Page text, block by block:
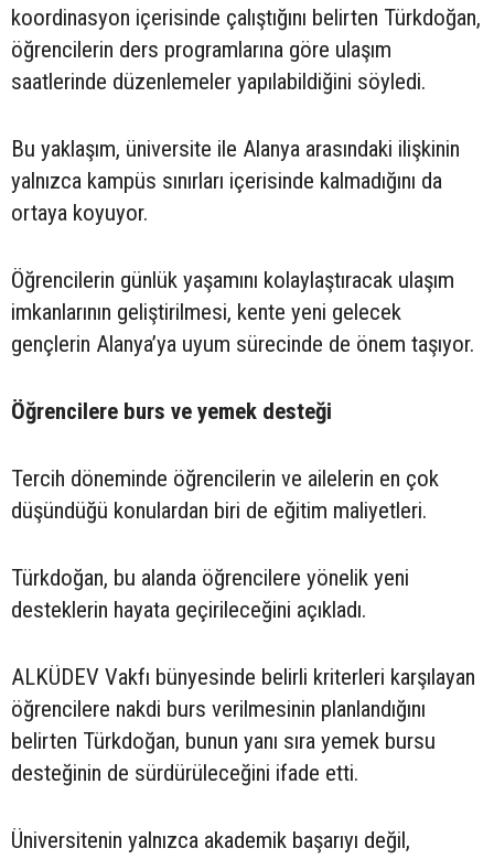
koordinasyon içerisinde çalıştığını belirten Türkdoğan,
öğrencilerin ders programlarına göre ulaşım
saatlerinde düzenlemeler yapılabildiğini söyledi.
Bu yaklaşım, üniversite ile Alanya arasındaki ilişkinin
yalnızca kampüs sınırları içerisinde kalmadığını da
ortaya koyuyor.
Öğrencilerin günlük yaşamını kolaylaştıracak ulaşım
imkanlarının geliştirilmesi, kente yeni gelecek
gençlerin Alanya’ya uyum sürecinde de önem taşıyor.
Öğrencilere burs ve yemek desteği
Tercih döneminde öğrencilerin ve ailelerin en çok
düşündüğü konulardan biri de eğitim maliyetleri.
Türkdoğan, bu alanda öğrencilere yönelik yeni
desteklerin hayata geçirileceğini açıkladı.
ALKÜDEV Vakfı bünyesinde belirli kriterleri karşılayan
öğrencilere nakdi burs verilmesinin planlandığını
belirten Türkdoğan, bunun yanı sıra yemek bursu
desteğinin de sürdürüleceğini ifade etti.
Üniversitenin yalnızca akademik başarıyı değil,